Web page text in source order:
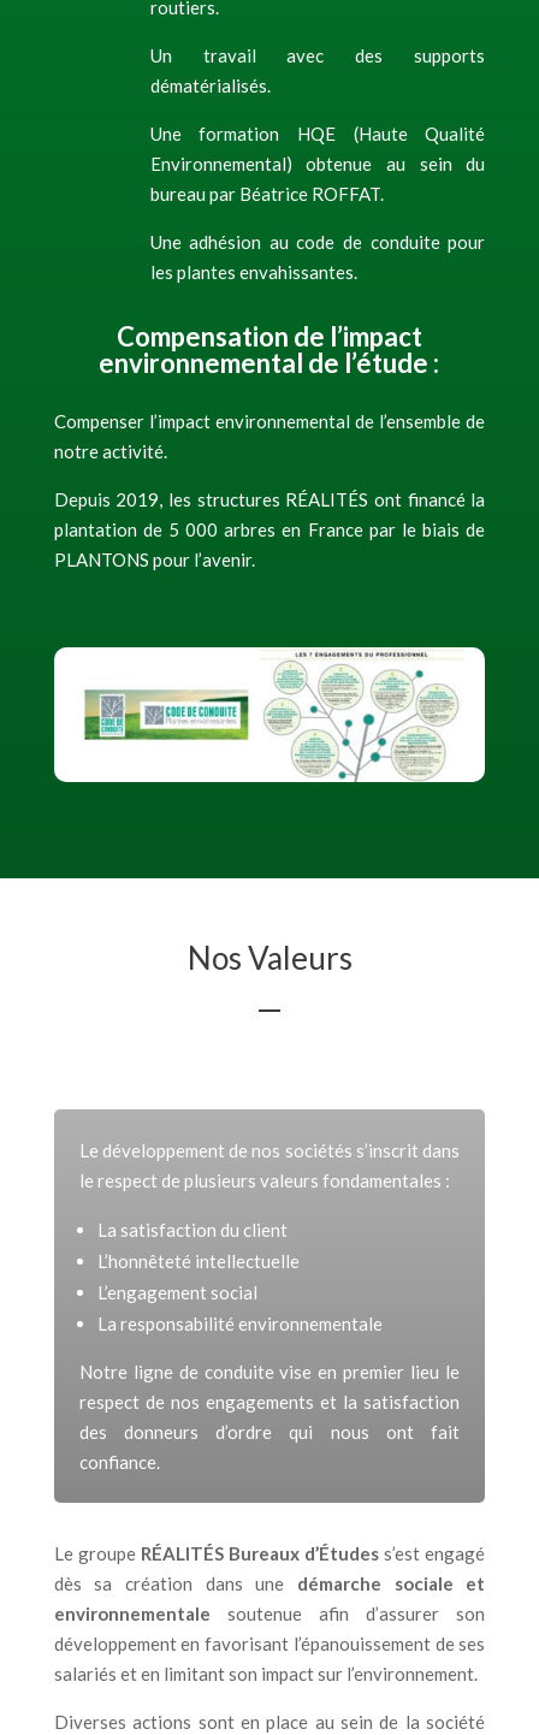
routiers.
Un travail avec des supports
dématérialisés.
Une formation HQE (Haute Qualité
Environnemental) obtenue au sein du
bureau par Béatrice ROFFAT.
Une adhésion au code de conduite pour
les plantes envahissantes.
Compensation de l’impact
environnemental de l’étude :
Compenser l’impact environnemental de l’ensemble de
notre activité.
Depuis 2019, les structures RÉALITÉS ont financé la
plantation de 5 000 arbres en France par le biais de
PLANTONS pour l’avenir.
Nos Valeurs
Le développement de nos sociétés s’inscrit dans
le respect de plusieurs valeurs fondamentales :
La satisfaction du client
L’honnêteté intellectuelle
L’engagement social
La responsabilité environnementale
Notre ligne de conduite vise en premier lieu le
respect de nos engagements et la satisfaction
des donneurs d’ordre qui nous ont fait
confiance.
Le groupeRÉALITÉS Bureaux d’Études s’est engagé
dès sa création dans une démarche sociale et
environnementale soutenue afin d’assurer son
développement en favorisant l’épanouissement de ses
salariés et en limitant son impact sur l’environnement.
Diverses actions sont en place au sein de la société